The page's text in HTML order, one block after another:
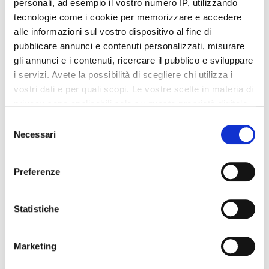
personali, ad esempio il vostro numero IP, utilizzando
tecnologie come i cookie per memorizzare e accedere
alle informazioni sul vostro dispositivo al fine di
pubblicare annunci e contenuti personalizzati, misurare
gli annunci e i contenuti, ricercare il pubblico e sviluppare
i servizi. Avete la possibilità di scegliere chi utilizza i
vostri dati e per quali scopi. Le vostre scelte in materia di
modificare o revocare il proprio consenso in qualsiasi
momento dalla Dichiarazione sui cookie o facendo clic
raccogliere informazioni sulla tua posizione
geografica, con un'approssimazione di qualche
Identificare il tuo dispositivo, scansionandolo
delNecessari
Preferenze
Statistiche
Marketing
Integratori per dimagrire
Amin 21 K al cacao - 21
bustine
55,18 €
carrello
Integratori per dimagrire
Amin 21 K neutro
55,18 €
-42%